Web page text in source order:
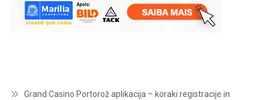
Grand Casino Portorož aplikacija – koraki registracije in